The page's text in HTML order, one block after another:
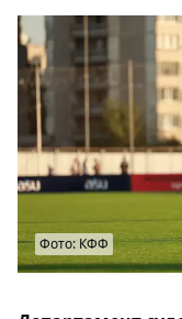
Фото: КФФ